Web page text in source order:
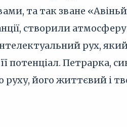
та так зване
створили атмосферу
рух,
потенціал. Петрарка,
руху, його життєвий і